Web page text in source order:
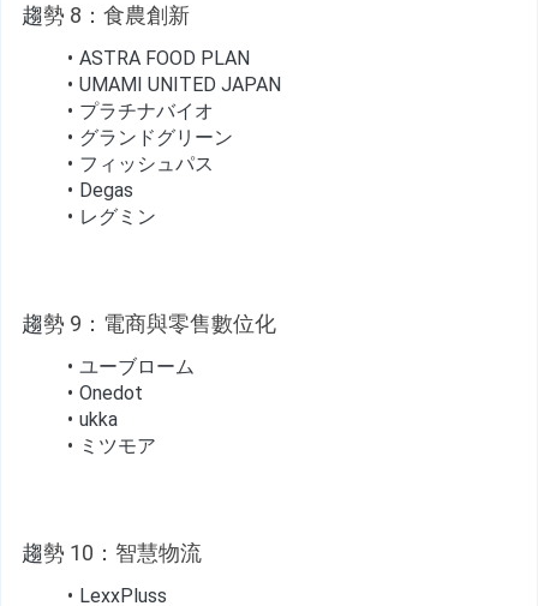
趨勢 8：食農創新
ASTRA FOOD PLAN
UMAMI UNITED JAPAN
プラチナバイオ
グランドグリーン
フィッシュパス
Degas
レグミン
趨勢 9：電商與零售數位化
ユーブローム
Onedot
ukka
ミツモア
趨勢 10：智慧物流
LexxPluss